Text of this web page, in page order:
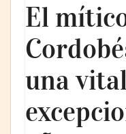
El
una